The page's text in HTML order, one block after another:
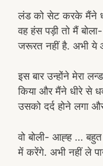
लंड को सेट करके मैंने
वह हंस पड़ी तो मैं
जरूरत नहीं है. अभी ये
इस बार उन्होंने मेरा
किया और मैंने धीरे से
उसको दर्द होने लगा
वो बोली- आह्ह … बहुत
में करेंगे. अभी नहीं ले